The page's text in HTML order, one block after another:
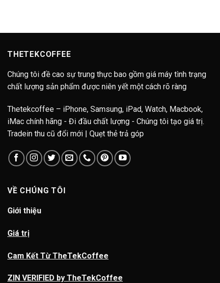
THETEKCOFFEE
Chúng tôi đề cao sự trung thực bao gồm giá máy tình trạng
chất lượng sản phẩm được niên yết một cách rõ ràng
Thetekcoffee – iPhone, Samsung, iPad, Watch, Macbook,
iMac chính hãng - Đi đầu chất lượng - Chúng tôi tạo giá trị.
Tradein thu cũ đổi mới | Quẹt thẻ trả góp
VỀ CHÚNG TÔI
Giới thiệu
Giá trị
Cam Kết Từ TheTekCoffee
ZIN VERIFIED by TheTekCoffee